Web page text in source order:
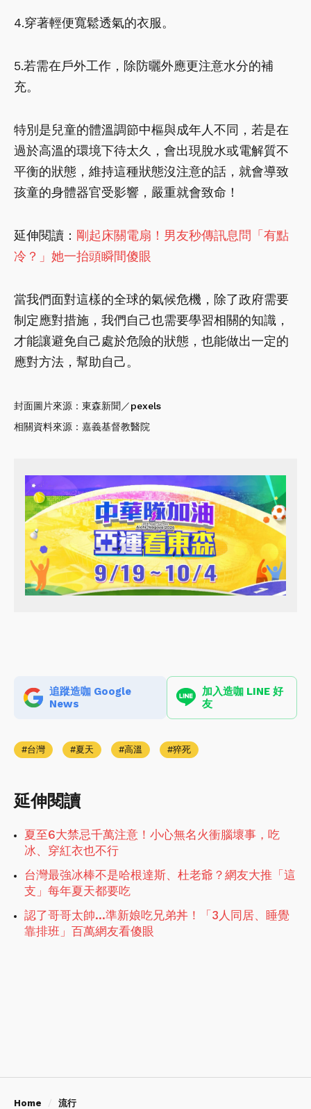
4.穿著輕便寬鬆透氣的衣服。
5.若需在戶外工作，除防曬外應更注意水分的補
充。
特別是兒童的體溫調節中樞與成年人不同，若是在
過於高溫的環境下待太久，會出現脫水或電解質不
平衡的狀態，維持這種狀態沒注意的話，就會導致
孩童的身體器官受影響，嚴重就會致命！
延伸閱讀： 剛起床關電扇！男友秒傳訊息問「有點
冷？」她一抬頭瞬間傻眼
當我們面對這樣的全球的氣候危機，除了政府需要
制定應對措施，我們自己也需要學習相關的知識，
才能讓避免自己處於危險的狀態，也能做出一定的
應對方法，幫助自己。
封面圖片來源：東森新聞／pexels
相關資料來源：嘉義基督教醫院
追蹤造咖 Google
News
加入造咖 LINE 好
友
台灣 夏天 高溫 猝死
延伸閱讀
夏至6大禁忌千萬注意！小心無名火衝腦壞事，吃
冰、穿紅衣也不行
台灣最強冰棒不是哈根達斯、杜老爺？網友大推「這
支」每年夏天都要吃
認了哥哥太帥…準新娘吃兄弟丼！「3人同居、睡覺
靠排班」百萬網友看傻眼
Home 流行